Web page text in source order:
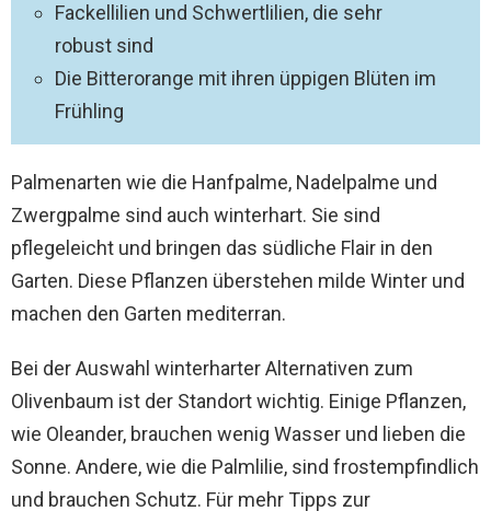
Fackellilien und Schwertlilien, die sehr
robust sind
Die Bitterorange mit ihren üppigen Blüten im
Frühling
Palmenarten wie die Hanfpalme, Nadelpalme und
Zwergpalme sind auch winterhart. Sie sind
pflegeleicht und bringen das südliche Flair in den
Garten. Diese Pflanzen überstehen milde Winter und
machen den Garten mediterran.
Bei der Auswahl winterharter Alternativen zum
Olivenbaum ist der Standort wichtig. Einige Pflanzen,
wie Oleander, brauchen wenig Wasser und lieben die
Sonne. Andere, wie die Palmlilie, sind frostempfindlich
und brauchen Schutz. Für mehr Tipps zur